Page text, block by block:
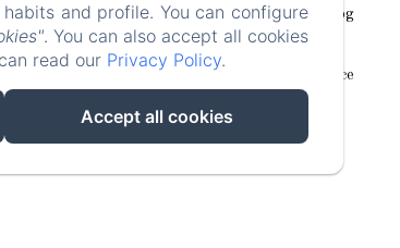
Blog
Legal notice
and profile. You can configure
. You can also accept all cookies
read our Privacy Policy.
Accept all cookies